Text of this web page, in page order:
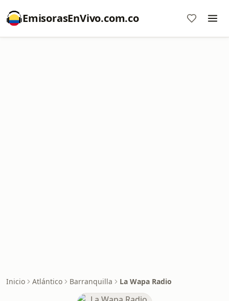
EmisorasEnVivo.com.co
Inicio Atlántico Barranquilla La Wapa Radio